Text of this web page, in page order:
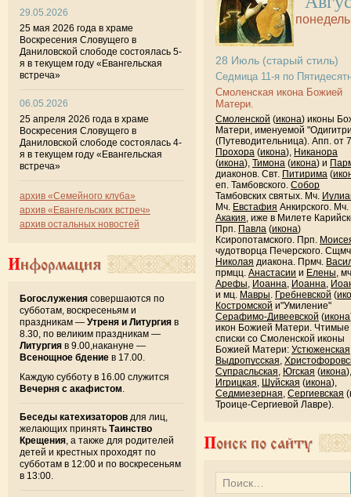
29.05.2026
25 мая 2026 года в храме
Воскресения Словущего в
Даниловской слободе состоялась 5-
я в текущем году «Евангельская
встреча»
06.05.2026
25 апреля 2026 года в храме
Воскресения Словущего в
Даниловской слободе состоялась 4-
я в текущем году «Евангельская
встреча»
архив «Семейного клуба»
архив «Евангельских встреч»
архив остальных новостей
Информация
Богослужения совершаются по
субботам, воскресеньям и
праздникам — Утреня и Литургия в
8.30, по великим праздникам —
Литургия в 9.00,накануне —
Всенощное бдение в 17.00.
Каждую субботу в 16.00 служится
Вечерня с акафистом
Беседы катехизаторов для лиц,
желающих принять Таинство
Крещения , а также для родителей
детей и крестных проходят по
субботам в 12:00 и по воскресеньям
в 13:00.
28 Июль (старый стиль)
Седмица 11-я по
Смоленская икона Божией
Матери.
Смоленской (икона) иконы
Матери, именуемой
(Путеводительница). Апп. от
Прохора (икона), Никанора
(икона), Тимона (икона) и
диаконов. Свт. Питирима (
еп. Тамбовского. Собор
Тамбовских святых. Мч.
Мч. Евстафия Анкирского. Мч.
Акакия, иже в Милете
Прп. Павла (икона)
Ксиропотамского. Прп.
чудотворца Печерского.
Николая диакона. Прмч.
прмцц. Анастасии и Елены,
Арефы, Иоанна, Иоанна,
и мц. Мавры. Гребневской (
Костромской и"Умиление"
Серафимо-Дивеевской (икона
икон Божией Матери. Чтимые
списки со Смоленской иконы
Божией Матери: Устюженская
Выдропусская,
Супрасльская, Югская (икона),
Игрицкая, Шуйская (икона),
Седмиезерная, Сергиевская
Троице-Сергиевой Лавре).
Поиск по сайту